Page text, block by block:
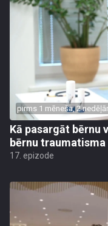
pirms 1 mēneša, 2
Kā pasargāt bērnu
bērnu
17. epizode